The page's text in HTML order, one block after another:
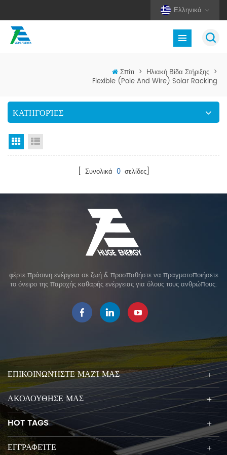
Ελληνικά
Σπίτι > Ηλιακή Βίδα Στήριξης >
Flexible (Pole And Wire) Solar Racking
ΚΑΤΗΓΟΡΊΕΣ
Προβολή πλέγματος
[ Συνολικά 0σελίδες]
φέρτε πράσινη ενέργεια σε ζωή & προσπαθήστε να πραγματοποιήσετε
το όνειρο της παροχής καθαρής ενέργειας για όλους τους ανθρώπους.
ΕΠΙΚΟΙΝΩΝΉΣΤΕ ΜΑΖΊ ΜΑΣ
ΑΚΟΛΟΥΘΗΣΕ ΜΑΣ
HOT TAGS
ΕΓΓΡΑΦΕΊΤΕ